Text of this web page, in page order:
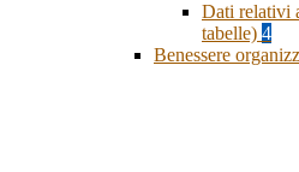
Dati relativi
tabelle) 4
Benessere